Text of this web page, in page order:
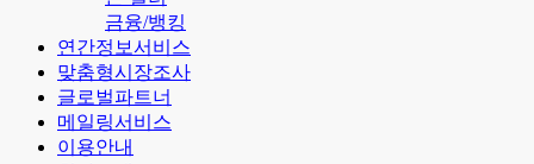
금융/뱅킹
연간정보서비스
맞춤형시장조사
글로벌파트너
메일링서비스
이용안내